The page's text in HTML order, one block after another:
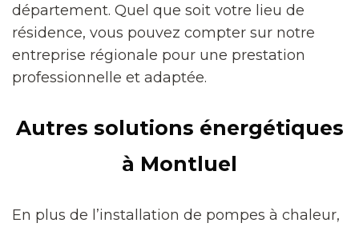
département. Quel que soit votre lieu de
résidence, vous pouvez compter sur notre
entreprise régionale pour une prestation
professionnelle et adaptée.
Autres solutions énergétiques
à Montluel
En plus de l’installation de pompes à chaleur,